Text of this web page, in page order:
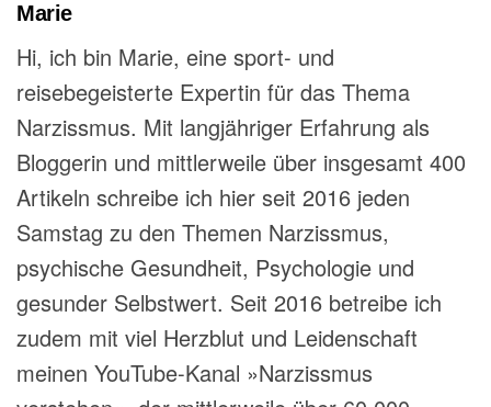
Marie
Hi, ich bin Marie, eine sport- und
reisebegeisterte Expertin für das Thema
Narzissmus. Mit langjähriger Erfahrung als
Bloggerin und mittlerweile über insgesamt 400
Artikeln schreibe ich hier seit 2016 jeden
Samstag zu den Themen Narzissmus,
psychische Gesundheit, Psychologie und
gesunder Selbstwert. Seit 2016 betreibe ich
zudem mit viel Herzblut und Leidenschaft
meinen YouTube-Kanal »Narzissmus